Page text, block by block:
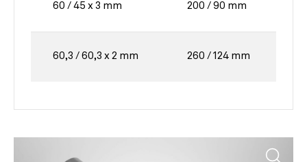
60 / 45 x 3 mm 200 / 90 mm
60,3 / 60,3 x 2 mm 260 / 124 mm